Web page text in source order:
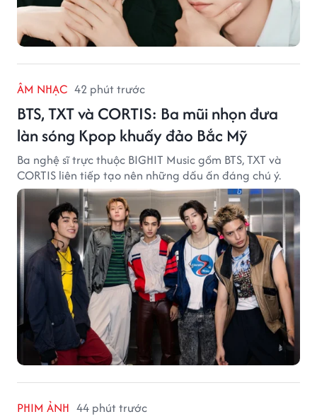
ÂM NHẠC 42 phút trước
BTS, TXT và CORTIS: Ba mũi nhọn đưa
làn sóng Kpop khuấy đảo Bắc Mỹ
Ba nghệ sĩ trực thuộc BIGHIT Music gồm BTS, TXT và
CORTIS liên tiếp tạo nên những dấu ấn đáng chú ý.
PHIM ẢNH 44 phút trước